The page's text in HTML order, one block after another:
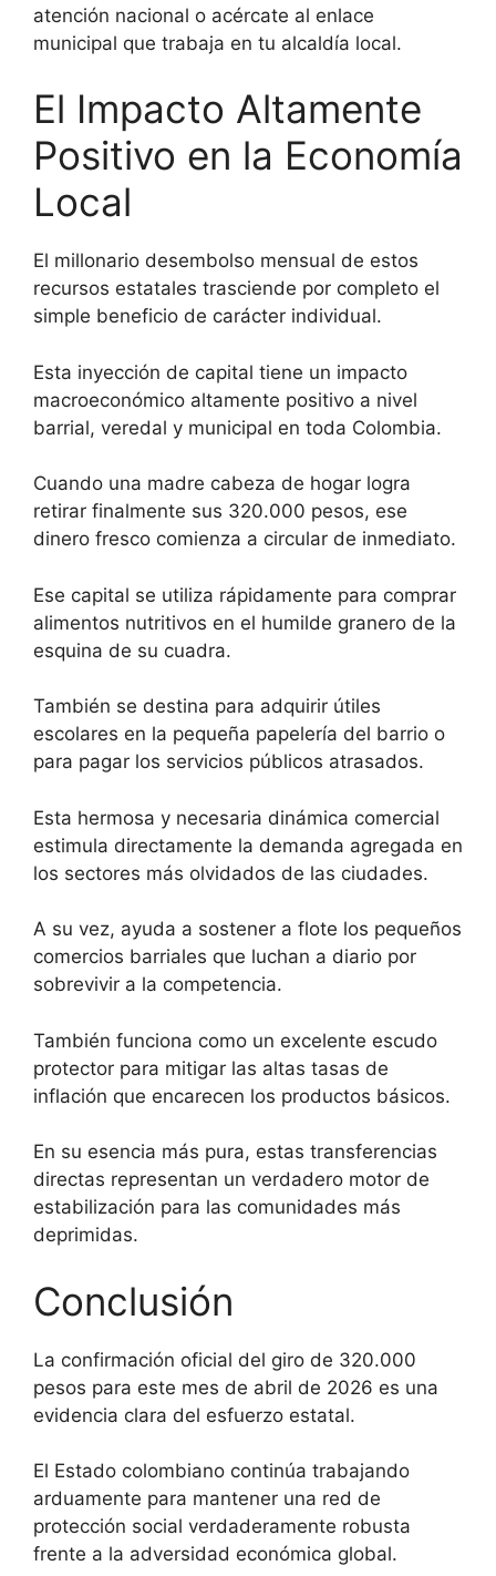
atención nacional o acércate al enlace
municipal que trabaja en tu alcaldía local.
El Impacto Altamente
Positivo en la Economía
Local
El millonario desembolso mensual de estos
recursos estatales trasciende por completo el
simple beneficio de carácter individual.
Esta inyección de capital tiene un impacto
macroeconómico altamente positivo a nivel
barrial, veredal y municipal en toda Colombia.
Cuando una madre cabeza de hogar logra
retirar finalmente sus 320.000 pesos, ese
dinero fresco comienza a circular de inmediato.
Ese capital se utiliza rápidamente para comprar
alimentos nutritivos en el humilde granero de la
esquina de su cuadra.
También se destina para adquirir útiles
escolares en la pequeña papelería del barrio o
para pagar los servicios públicos atrasados.
Esta hermosa y necesaria dinámica comercial
estimula directamente la demanda agregada en
los sectores más olvidados de las ciudades.
A su vez, ayuda a sostener a flote los pequeños
comercios barriales que luchan a diario por
sobrevivir a la competencia.
También funciona como un excelente escudo
protector para mitigar las altas tasas de
inflación que encarecen los productos básicos.
En su esencia más pura, estas transferencias
directas representan un verdadero motor de
estabilización para las comunidades más
deprimidas.
Conclusión
La confirmación oficial del giro de 320.000
pesos para este mes de abril de 2026 es una
evidencia clara del esfuerzo estatal.
El Estado colombiano continúa trabajando
arduamente para mantener una red de
protección social verdaderamente robusta
frente a la adversidad económica global.